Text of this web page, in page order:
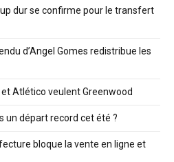
dur se confirme pour le transfert
d’Angel Gomes redistribue les
Atlético veulent Greenwood
un départ record cet été ?
bloque la vente en ligne et